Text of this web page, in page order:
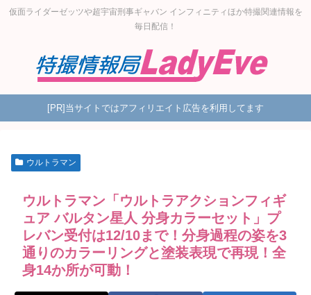
仮面ライダーゼッツや超宇宙刑事ギャバン インフィニティほか特撮関連情報を
毎日配信！
[PR]当サイトではアフィリエイト広告を利用してます
ウルトラマン
ウルトラマン「ウルトラアクションフィギ
ュア バルタン星人 分身カラーセット」プ
レバン受付は12/10まで！分身過程の姿を3
通りのカラーリングと塗装表現で再現！全
身14か所が可動！